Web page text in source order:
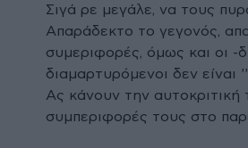
Σιγά ρε μεγάλε, να τους
Απαράδεκτο το γεγονός,
συμεριφορές, όμως και οι -
διαμαρτυρόμενοι δεν
Ας κάνουν την αυτοκριτική
συμπεριφορές τους στο